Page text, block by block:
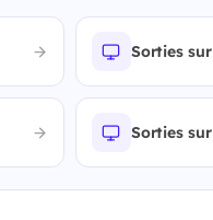
Sorties sur
Sorties sur